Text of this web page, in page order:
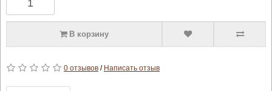
В корзину
0 отзывов/ Написать отзыв